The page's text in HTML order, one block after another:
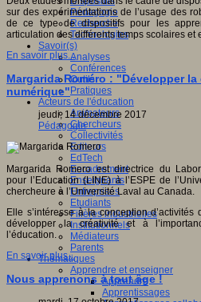
Pédagogie
Recherche
Technologies
Savoir(s)
Analyses
Conférences
Outils
Pratiques
Acteurs de l'éducation
Animateurs
Chercheurs
Collectivités
Editeurs
EdTech
Encadrement
Enseignants
Entreprises
Etudiants
Filières industrielles
Institutionnels
Médiateurs
Parents
Thématiques
Apprendre et enseigner
Apprendre
Apprentissages
sur des expérimentations de l’usage des
de ce type de dispositifs pour les
articulation des différents temps scolaires et
En savoir plus...
Margarida Roméro : "Développer
numérique"
jeudi, 14 décembre 2017
Pédagogie
Margarida Romero est directrice du
pour l’Education (LINE) à l’ESPE de
chercheure à l’Université Laval au Canada.
Elle s’intéresse à la conception d’activités
développer la créativité et à
l’éducation.
En savoir plus...
Nous apprenons à tout âge !